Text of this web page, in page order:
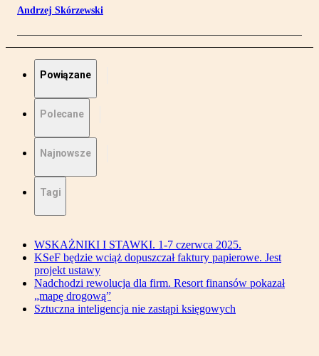
Andrzej Skórzewski
Powiązane
Polecane
Najnowsze
Tagi
WSKAŻNIKI I STAWKI. 1-7 czerwca 2025.
KSeF będzie wciąż dopuszczał faktury papierowe. Jest
projekt ustawy
Nadchodzi rewolucja dla firm. Resort finansów pokazał
„mapę drogową”
Sztuczna inteligencja nie zastąpi księgowych